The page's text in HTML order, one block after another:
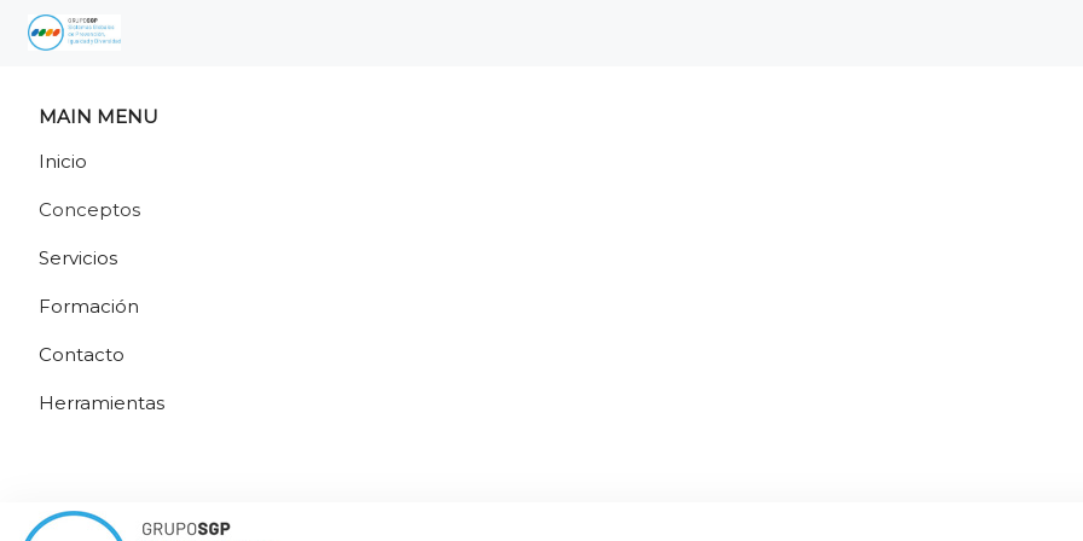
MAIN MENU
Inicio
Conceptos
Servicios
Formación
Contacto
Herramientas